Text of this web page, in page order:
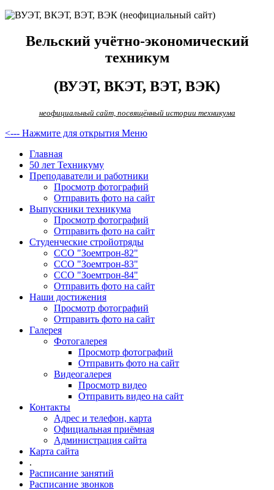
Вельский учётно-экономический
техникум
(ВУЭТ, ВКЭТ, ВЭТ, ВЭК)
неофициальный сайт, посвящённый истории техникума
<--- Нажмите для открытия Меню
Главная
50 лет Техникуму
Преподаватели и работники
Просмотр фотографий
Отправить фото на сайт
Выпускники техникума
Просмотр фотографий
Отправить фото на сайт
Студенческие стройотряды
ССО "Зоемтрон-82"
ССО "Зоемтрон-83"
ССО "Зоемтрон-84"
Отправить фото на сайт
Наши достижения
Просмотр фотографий
Отправить фото на сайт
Галерея
Фотогалерея
Просмотр фотографий
Отправить фото на сайт
Видеогалерея
Просмотр видео
Отправить видео на сайт
Контакты
Адрес и телефон, карта
Официальная приёмная
Администрация сайта
Карта сайта
.
Расписание занятий
Расписание звонков